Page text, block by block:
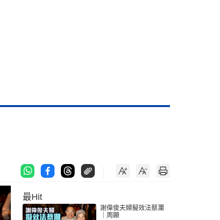
最Hit
謝偉俊夫婦擬效法蔡瀾
｜周顯